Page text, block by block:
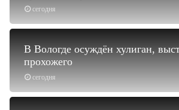
сегодня
сегодня
В Вологде осуждён хулиган,
прохожего